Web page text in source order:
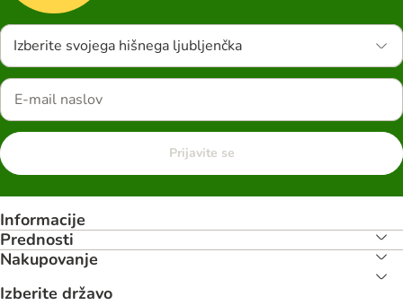
Izberite svojega hišnega ljubljenčka
Prijavite se
Informacije
Prednosti
Nakupovanje
Izberite državo